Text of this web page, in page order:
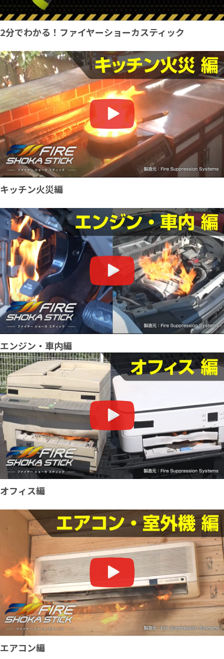
2分でわかる！ファイヤーショーカスティック
キッチン火災編
エンジン・車内編
オフィス編
エアコン編